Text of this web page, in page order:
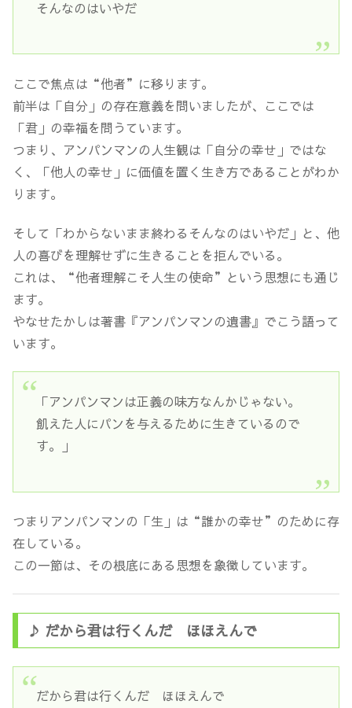
そんなのはいやだ
ここで焦点は“他者”に移ります。
前半は「自分」の存在意義を問いましたが、ここでは
「君」の幸福を問うています。
つまり、アンパンマンの人生観は「自分の幸せ」ではな
く、「他人の幸せ」に価値を置く生き方であることがわか
ります。
そして「わからないまま終わるそんなのはいやだ」と、他
人の喜びを理解せずに生きることを拒んでいる。
これは、“他者理解こそ人生の使命”という思想にも通じ
ます。
やなせたかしは著書『アンパンマンの遺書』でこう語って
います。
「アンパンマンは正義の味方なんかじゃない。
飢えた人にパンを与えるために生きているので
す。」
つまりアンパンマンの「生」は“誰かの幸せ”のために存
在している。
この一節は、その根底にある思想を象徴しています。
♪ だから君は行くんだ ほほえんで
だから君は行くんだ ほほえんで